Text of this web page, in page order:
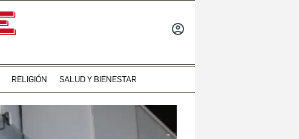
RELIGIÓN SALUD Y BIENESTAR